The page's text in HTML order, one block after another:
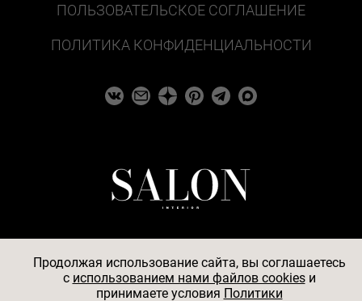
ПОЛЬЗОВАТЕЛЬСКОЕ СОГЛАШЕНИЕ
ПОЛИТИКА КОНФИДЕНЦИАЛЬНОСТИ
© 2026
Продолжая использование сайта, вы соглашаетесь
c использованием нами файлов cookiesи
принимаете условия Политики